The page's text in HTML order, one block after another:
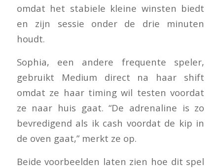
omdat het stabiele kleine winsten biedt
en zijn sessie onder de drie minuten
houdt.
Sophia, een andere frequente speler,
gebruikt Medium direct na haar shift
omdat ze haar timing wil testen voordat
ze naar huis gaat. “De adrenaline is zo
bevredigend als ik cash voordat de kip in
de oven gaat,” merkt ze op.
Beide voorbeelden laten zien hoe dit spel